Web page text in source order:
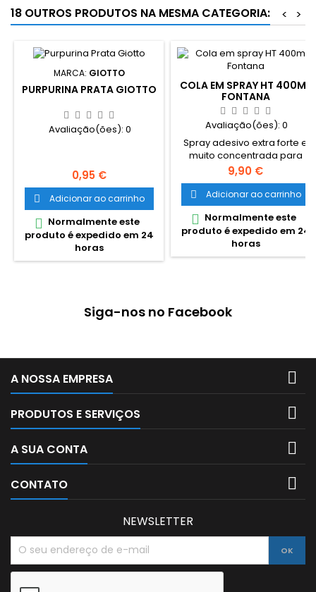
18 OUTROS PRODUTOS NA MESMA CATEGORIA: >
<
MARCA: GIOTTO
PURPURINA PRATA GIOTTO
Avaliação(ões): 0
Preço
0,95 €
 Adicionar ao carrinho
 Normalmente este
produto é expedido em 24
horas
COLA EM SPRAY HT 400ML
FONTANA
Avaliação(ões): 0
Spray adesivo extra forte e
muito concentrada para
superficies ásperas ou
suaves de colagem
instantanea. É um adesivo
baseado em estireno e
butadieno, o qual apresenta
uma alta inicial tack-free,
pode ser usado aplicando o
produto de um lado e cola
mais aberto 20 minutos a
Preço
9,90 €
 Adicionar ao carrinho
 Normalmente este
produto é expedido em 24
horas
Siga-nos no Facebook
A NOSSA EMPRESA 
PRODUTOS E SERVIÇOS 
A SUA CONTA 
CONTATO 
NEWSLETTER